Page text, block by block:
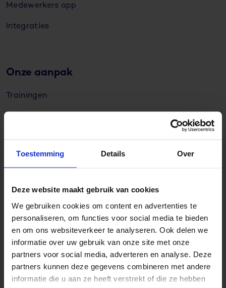
Toestemming Details Over
Deze website maakt gebruik van cookies
We gebruiken cookies om content en advertenties te
personaliseren, om functies voor social media te bieden
en om ons websiteverkeer te analyseren. Ook delen we
informatie over uw gebruik van onze site met onze
partners voor social media, adverteren en analyse. Deze
partners kunnen deze gegevens combineren met andere
informatie die u aan ze heeft verstrekt of die ze hebben
Medewerkers app
Integraties
Onze aanpak
Trainingen
Voor wie?
Over R&R
Werken bij
Informatieveiligheid
Status